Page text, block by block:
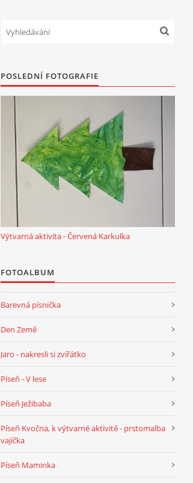
POSLEDNÍ FOTOGRAFIE
Výtvarná aktivita - Červená Karkulka
FOTOALBUM
Barevná písnička
Den Země
Jaro - nakresli si zvířátko
Píseň - V lese
Píseň Ježibaba
Píseň Kvočna, k výtvarné aktivitě - prstomalba
vajíčka
Píseň Maminka